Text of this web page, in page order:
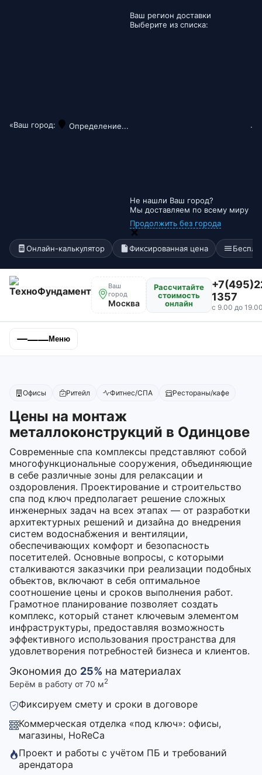
«Ваш город: Определение...
Ваш регион доставки
Выберите из списка:
Не нашли Ваш город?
Мы доставляем по всему миру
Продолжить без города
.
Онлайн-калькулятор Фиксированная цена
Ваш
город
Москва
Рассчитайте
стоимость
онлайн
1357
с 9.00 до
Меню
Офисы Ритейл Фитнес/СПА Рестораны/кафе
Цены на монтаж
металлоконструкций в Одинцове
Современные спа комплексы представляют собой
многофункциональные сооружения, объединяющие
в себе различные зоны для релаксации и
оздоровления. Проектирование и строительство
спа под ключ предполагает решение сложных
инженерных задач на всех этапах — от разработки
архитектурных решений и дизайна до внедрения
систем водоснабжения и вентиляции,
обеспечивающих комфорт и безопасность
посетителей. Основные вопросы, с которыми
сталкиваются заказчики при реализации подобных
объектов, включают в себя оптимальное
соотношение цены и сроков выполнения работ.
Грамотное планирование позволяет создать
комплекс, который станет ключевым элементом
инфраструктуры, предоставляя возможность
эффективного использования пространства для
удовлетворения потребностей бизнеса и клиентов.
Экономия до 25% на материалах
Берём в работу от 70 м2
Фиксируем смету и сроки в договоре
Коммерческая отделка «под ключ»: офисы,
магазины, HoReCa
Проект и работы с учётом ПБ и требований
арендатора